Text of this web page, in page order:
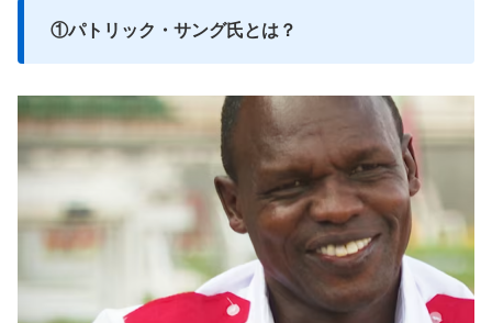
①パトリック・サング氏とは？